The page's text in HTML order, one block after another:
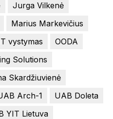
Jurga Vilkenė
Marius Markevičius
vystymas
OODA
Solutions
Skardžiuvienė
Arch-1
UAB Doleta
YIT Lietuva